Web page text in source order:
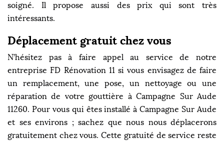
soigné. Il propose aussi des prix qui sont très
intéressants.
Déplacement gratuit chez vous
N’hésitez pas à faire appel au service de notre
entreprise FD Rénovation 11 si vous envisagez de faire
un remplacement, une pose, un nettoyage ou une
réparation de votre gouttière à Campagne Sur Aude
11260. Pour vous qui êtes installé à Campagne Sur Aude
et ses environs ; sachez que nous nous déplacerons
gratuitement chez vous. Cette gratuité de service reste